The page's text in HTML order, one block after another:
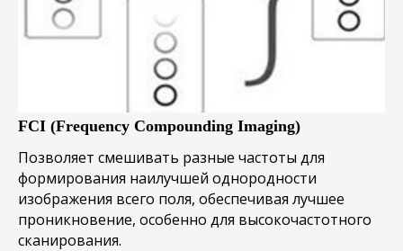
FCI (Frequency Compounding Imaging)
Позволяет смешивать разные частоты для
формирования наилучшей однородности
изображения всего поля, обеспечивая лучшее
проникновение, особенно для высокочастотного
сканирования.